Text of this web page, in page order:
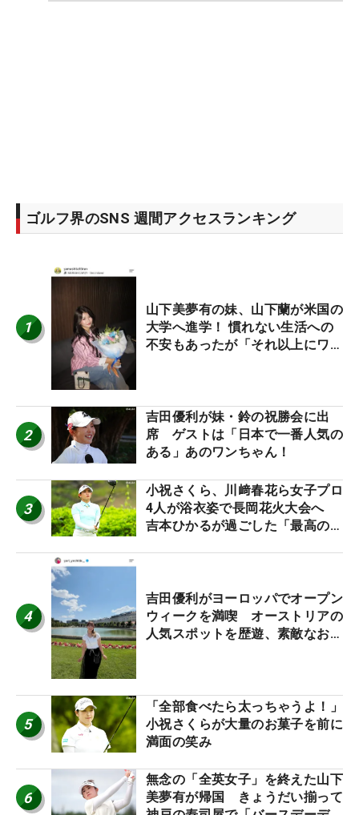
ゴルフ界のSNS 週間アクセスランキング
1
山下美夢有の妹、山下蘭が米国の
大学へ進学！ 慣れない生活への
不安もあったが「それ以上にワク
2
吉田優利が妹・鈴の祝勝会に出
席 ゲストは「日本で一番人気の
ある」あのワンちゃん！
3
小祝さくら、川﨑春花ら女子プロ
4人が浴衣姿で長岡花火大会へ
吉本ひかるが過ごした「最高の夏
4
吉田優利がヨーロッパでオープン
ウィークを満喫 オーストリアの
人気スポットを歴遊、素敵なお土
5
「全部食べたら太っちゃうよ！」
小祝さくらが大量のお菓子を前に
満面の笑み
6
無念の「全英女子」を終えた山下
美夢有が帰国 きょうだい揃って